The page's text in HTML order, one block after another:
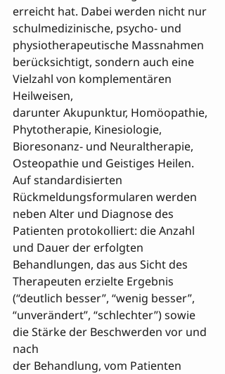
erreicht hat. Dabei werden nicht nur
schulmedizinische, psycho- und
physiotherapeutische Massnahmen
berücksichtigt, sondern auch eine
Vielzahl von komplementären
Heilweisen,
darunter Akupunktur, Homöopathie,
Phytotherapie, Kinesiologie,
Bioresonanz- und Neuraltherapie,
Osteopathie und Geistiges Heilen.
Auf standardisierten
Rückmeldungsformularen werden
neben Alter und Diagnose des
Patienten protokolliert: die Anzahl
und Dauer der erfolgten
Behandlungen, das aus Sicht des
Therapeuten erzielte Ergebnis
(“deutlich besser”, “wenig besser”,
“unverändert”, “schlechter”) sowie
die Stärke der Beschwerden vor und
nach
der Behandlung, vom Patienten